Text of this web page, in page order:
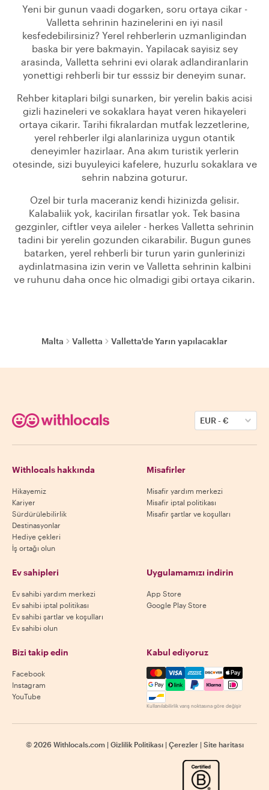
Yeni bir gunun vaadi dogarken, soru ortaya cikar -
Valletta sehrinin hazinelerini en iyi nasil
kesfedebilirsiniz? Yerel rehberlerin uzmanligindan
baska bir yere bakmayin. Yapilacak sayisiz sey
arasinda, Valletta sehrini evi olarak adlandiranlarin
yonettigi rehberli bir tur esssiz bir deneyim sunar.
Rehber kitaplari bilgi sunarken, bir yerelin bakis acisi
gizli hazineleri ve sokaklara hayat veren hikayeleri
ortaya cikarir. Tarihi fikralardan mutfak lezzetlerine,
yerel rehberler ilgi alanlariniza uygun otantik
deneyimler hazirlaar. Ana akım turistik yerlerin
otesinde, sizi buyuleyici kafelere, huzurlu sokaklara ve
sehrin nabzina goturur.
Ozel bir turla maceraniz kendi hizinizda gelisir.
Kalabaliik yok, kacirilan firsatlar yok. Tek basina
gezginler, ciftler veya aileler - herkes Valletta sehrinin
tadini bir yerelin gozunden cikarabilir. Bugun gunes
batarken, yerel rehberli bir turun yarin gunlerinizi
aydinlatmasina izin verin ve Valletta sehrinin kalbini
ve ruhunu daha once hic olmadigi gibi ortaya cikarin.
Malta Valletta Valletta'de Yarın yapılacaklar
EUR-€
Withlocals hakkında
Hikayemiz
Kariyer
Sürdürülebilirlik
Destinasyonlar
Hediye çekleri
İş ortağı olun
Misafirler
Misafir yardım merkezi
Misafir iptal politikası
Misafir şartlar ve koşulları
Ev sahipleri
Ev sahibi yardım merkezi
Ev sahibi iptal politikası
Ev sahibi şartlar ve koşulları
Ev sahibi olun
Uygulamamızı indirin
App Store
Google Play Store
Bizi takip edin
Facebook
Instagram
YouTube
Kabul ediyoruz
Mastercard, Visa, Amex,
Kullanılabilirlik varış noktasına göre değişir
© 2026 Withlocals.com | Gizlilik Politikası | Çerezler | Site haritası